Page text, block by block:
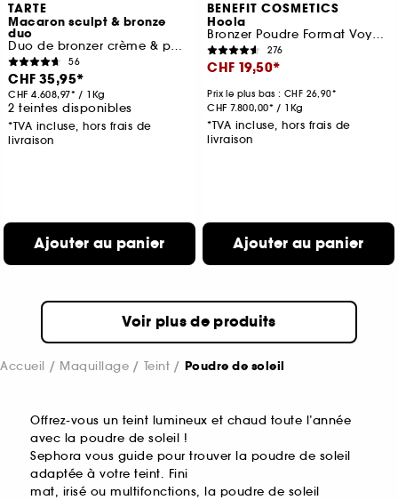
TARTE
Macaron sculpt & bronze
duo
Duo de bronzer crème & poudre
56
CHF 35,95
CHF 4.608,97 / 1Kg
2 teintes disponibles
*TVA incluse, hors frais de
livraison
Ajouter au panier
BENEFIT COSMETICS
Hoola
Bronzer Poudre Format Voyage
276
CHF 19,50
Prix le plus bas :CHF 26,90
CHF 7.800,00 / 1Kg
*TVA incluse, hors frais de
livraison
Ajouter au panier
Voir plus de produits
Accueil Maquillage Teint Poudre de soleil
Offrez-vous un teint lumineux et chaud toute l’année
avec la poudre de soleil !
Sephora vous guide pour trouver la poudre de soleil
adaptée à votre teint. Fini
mat, irisé ou multifonctions, la poudre de soleil